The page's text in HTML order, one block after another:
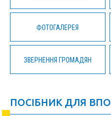
ФОТОГАЛЕРЕЯ
ЗВЕРНЕННЯ ГРОМАДЯН
ПОСІБНИК ДЛЯ ВПО